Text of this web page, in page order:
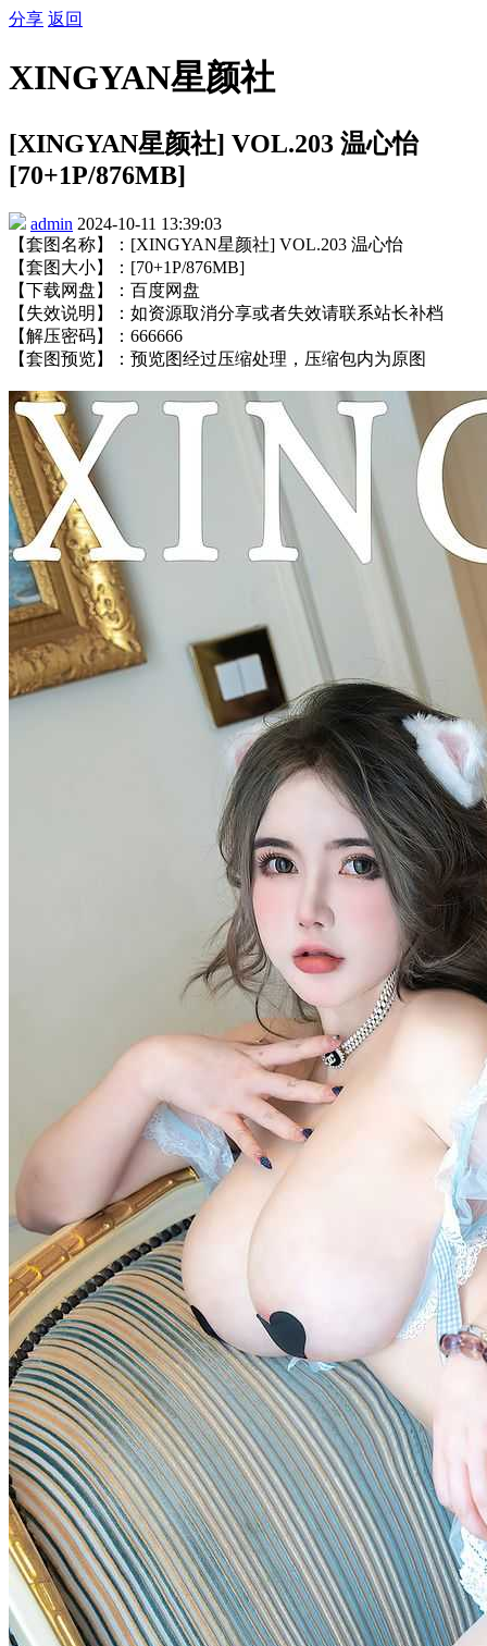
分享 返回
XINGYAN星颜社
[XINGYAN星颜社] VOL.203 温心怡
[70+1P/876MB]
admin 2024-10-11 13:39:03
【套图名称】：[XINGYAN星颜社] VOL.203 温心怡
【套图大小】：[70+1P/876MB]
【下载网盘】：百度网盘
【失效说明】：如资源取消分享或者失效请联系站长补档
【解压密码】：666666
【套图预览】：预览图经过压缩处理，压缩包内为原图